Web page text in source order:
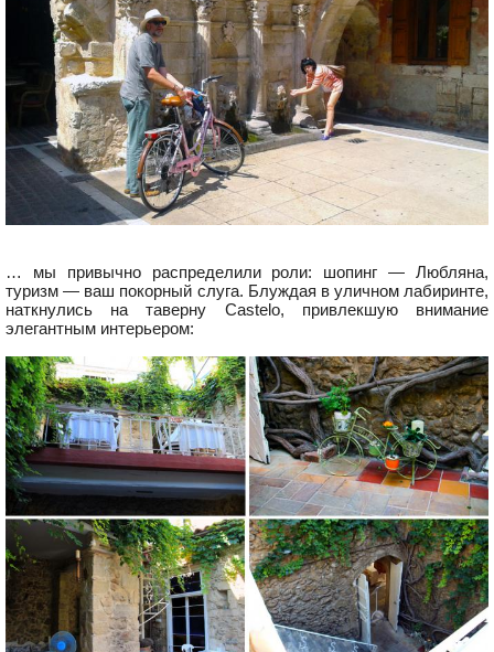
… мы привычно распределили роли: шопинг — Любляна,
туризм — ваш покорный слуга. Блуждая в уличном лабиринте,
наткнулись на таверну Castelo, привлекшую внимание
элегантным интерьером: